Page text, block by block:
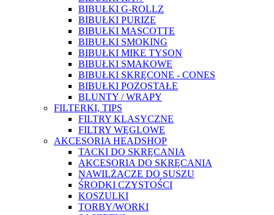
BIBUŁKI G-ROLLZ
BIBUŁKI PURIZE
BIBUŁKI MASCOTTE
BIBUŁKI SMOKING
BIBUŁKI MIKE TYSON
BIBUŁKI SMAKOWE
BIBUŁKI SKRĘCONE - CONES
BIBUŁKI POZOSTAŁE
BLUNTY / WRAPY
FILTERKI, TIPS
FILTRY KLASYCZNE
FILTRY WĘGLOWE
AKCESORIA HEADSHOP
TACKI DO SKRĘCANIA
AKCESORIA DO SKRĘCANIA
NAWILŻACZE DO SUSZU
ŚRODKI CZYSTOŚCI
KOSZULKI
TORBY/WORKI